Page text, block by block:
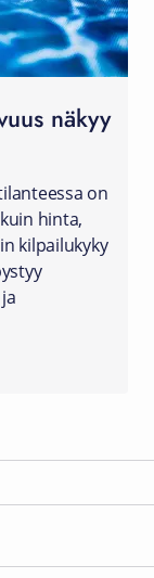
näkyy
on
hinta,
kilpailukyky